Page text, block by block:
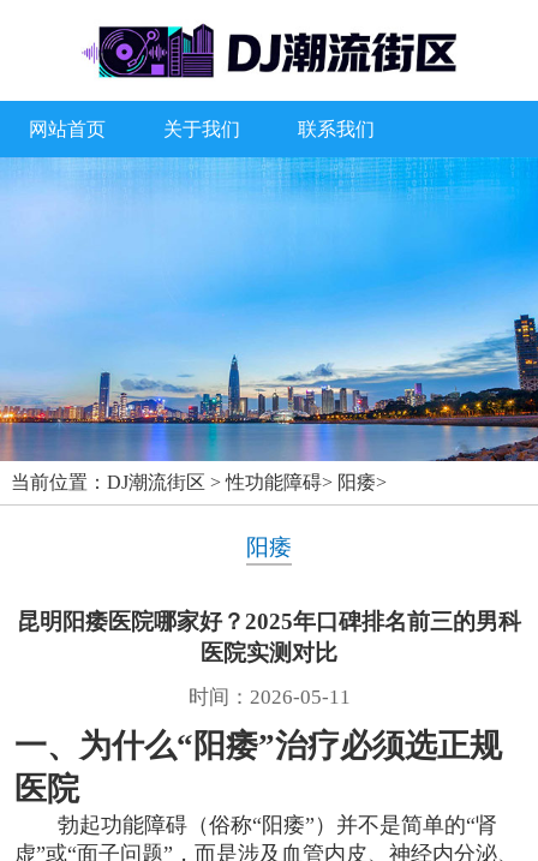
网站首页 关于我们 联系我们
当前位置： DJ潮流街区 >性功能障碍> 阳痿>
阳痿
昆明阳痿医院哪家好？2025年口碑排名前三的男科
医院实测对比
时间：2026-05-11
一、为什么“阳痿”治疗必须选正规
医院
勃起功能障碍（俗称“阳痿”）并不是简单的“肾
虚”或“面子问题”，而是涉及血管内皮、神经内分泌、